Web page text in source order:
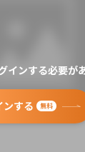
インする必要が
ンする 無料